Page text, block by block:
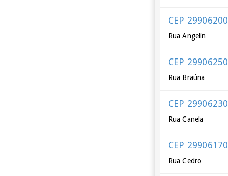
CEP 29906200
Rua Angelin
CEP 29906250
Rua Braúna
CEP 29906230
Rua Canela
CEP 29906170
Rua Cedro